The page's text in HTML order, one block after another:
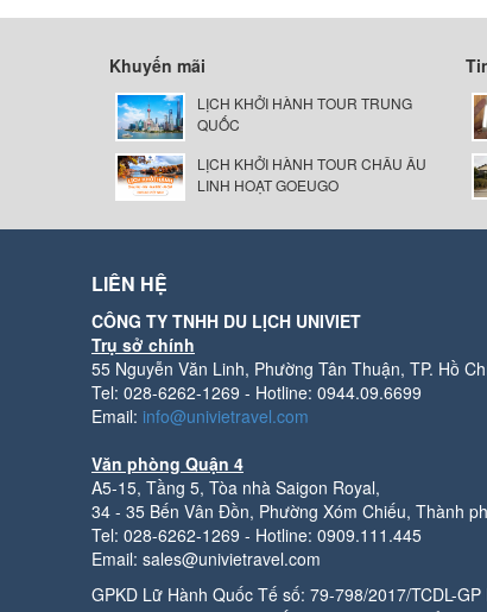
Khuyến mãi
LỊCH KHỞI HÀNH TOUR TRUNG
QUỐC
LỊCH KHỞI HÀNH TOUR CHÂU ÂU
LINH HOẠT GOEUGO
LIÊN HỆ
CÔNG TY TNHH DU LỊCH UNIVIET
Trụ sở chính
55 Nguyễn Văn Linh, Phường Tân Thuận, TP. Hồ
Tel: 028-6262-1269 - Hotline: 0944.09.6699
Email: info@univietravel.com
Văn phòng Quận 4
A5-15, Tầng 5, Tòa nhà Saigon Royal,
34 - 35 Bến Vân Đồn, Phường Xóm Chiếu, Thành
Tel: 028-6262-1269 - Hotline: 0909.111.445
Email: sales@univietravel.com
GPKD Lữ Hành Quốc Tế số: 79-798/2017/TCDL-